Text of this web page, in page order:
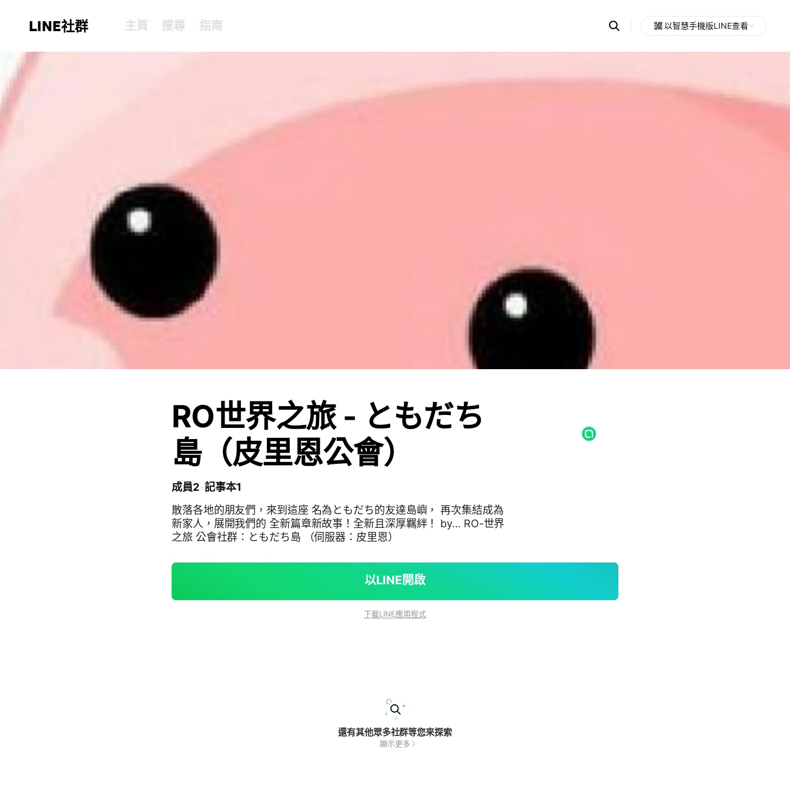
LINE社群 主頁 搜尋 指南 Search
OpenChats
messages
search
以智慧手機版LINE查看
RO世界之旅 - ともだち
島（皮里恩公會）
成員2 記事本1
散落各地的朋友們，來到這座 名為ともだち的友達島嶼， 再次集結成為
新家人，展開我們的 全新篇章新故事！全新且深厚羈絆！ by… RO-世界
之旅 公會社群：ともだち島 （伺服器：皮里恩）
以LINE開啟
下載LINE應用程式
還有其他眾多社群等您來探索
顯示更多